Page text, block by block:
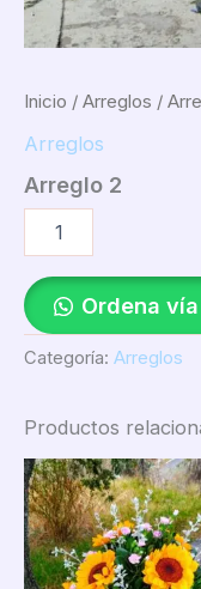
Inicio / Arreglos /
Arreglos
Arreglo 2
Ordena
Categoría: Arreglos
Productos